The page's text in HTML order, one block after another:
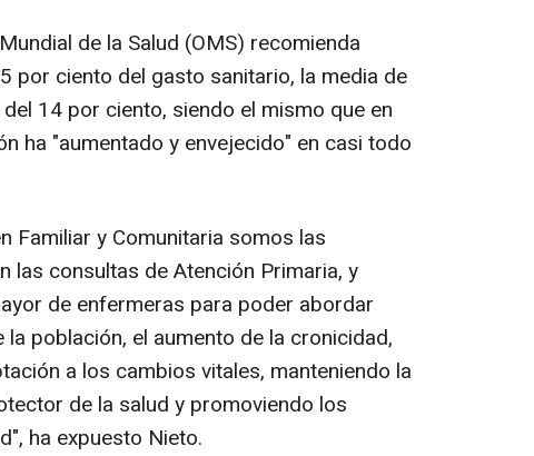
de la Salud (OMS) recomienda
por ciento del gasto sanitario, la media de
14 por ciento, siendo el mismo que en
ha "aumentado y envejecido" en casi todo
Familiar y Comunitaria somos las
las consultas de Atención Primaria, y
de enfermeras para poder abordar
población, el aumento de la cronicidad,
a los cambios vitales, manteniendo la
de la salud y promoviendo los
ha expuesto Nieto.